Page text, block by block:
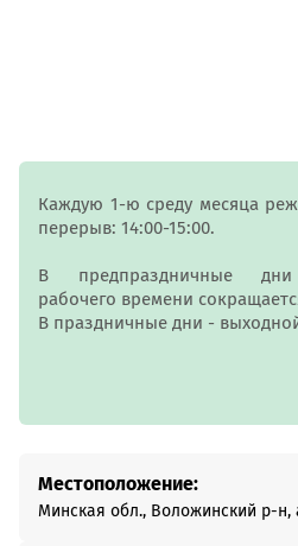
Каждую 1-ю среду месяца
перерыв: 14:00-15:00.
В предпраздничные дни
рабочего времени
В праздничные дни -
Местоположение:
Минская обл., Воложинский р-н,